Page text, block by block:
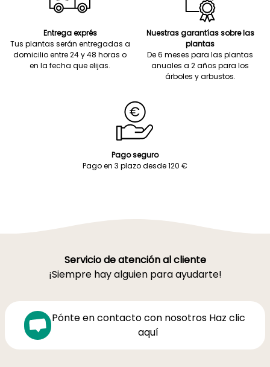
Entrega exprés
Tus plantas serán entregadas a
domicilio entre 24 y 48 horas o
en la fecha que elijas.
Nuestras garantías sobre las
plantas
De 6 meses para las plantas
anuales a 2 años para los
árboles y arbustos.
Pago seguro
Pago en 3 plazo desde 120 €
Servicio de atención al cliente
¡Siempre hay alguien para ayudarte!
Pónte en contacto con nosotros Haz clic
aquí